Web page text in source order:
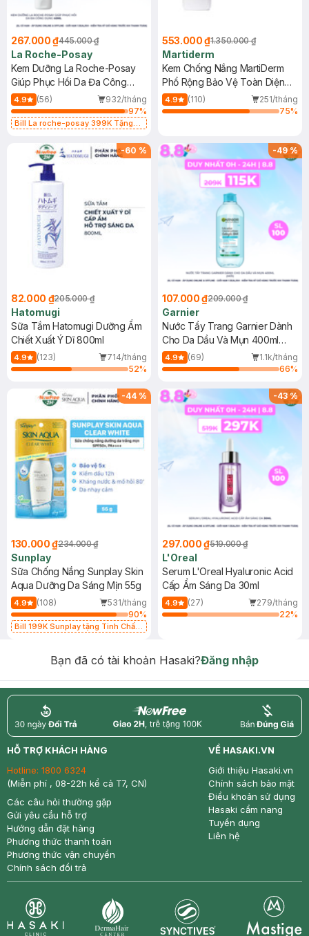
267.000 ₫445.000 ₫
La Roche-Posay
Kem Dưỡng La Roche-Posay
Giúp Phục Hồi Da Đa Công
Dụng 40ml
4.9 (56)
932/tháng
97%
Bill La roche-posay 399K Tặng
(SL có hạn)
553.000 ₫1.350.000 ₫
Martiderm
Kem Chống Nắng MartiDerm
Phổ Rộng Bảo Vệ Toàn Diện
40ml
4.9 (110)
251/tháng
75%
-60 %
82.000 ₫205.000 ₫
Hatomugi
Sữa Tắm Hatomugi Dưỡng Ẩm
Chiết Xuất Ý Dĩ 800ml
4.9 (123)
714/tháng
52%
-49%
107.000 ₫209.000 ₫
Garnier
Nước Tẩy Trang Garnier Dành
Cho Da Dầu Và Mụn 400ml
(Mới)
4.9 (69)
1.1k/tháng
66%
-44 %
130.000 ₫234.000 ₫
Sunplay
Sữa Chống Nắng Sunplay Skin
Aqua Dưỡng Da Sáng Mịn 55g
4.9 (108)
531/tháng
90%
Bill 199K Sunplay tặng Tinh Chất
-43%
297.000 ₫519.000 ₫
L'Oreal
Serum L'Oreal Hyaluronic Acid
Cấp Ẩm Sáng Da 30ml
4.9 (27)
279/tháng
22%
Bạn đã có tài khoản Hasaki?Đăng nhập
return nowfree price
HỖ TRỢ KHÁCH HÀNG
Hotline: 1800 6324
(Miễn phí , 08-22h kể cả T7, CN)
Các câu hỏi thường gặp
Gửi yêu cầu hỗ trợ
Hướng dẫn đặt hàng
Phương thức thanh toán
Phương thức vận chuyển
Chính sách đổi trả
VỀ HASAKI.VN
Giới thiệu Hasaki.vn
Chính sách bảo mật
Điều khoản sử dụng
Hasaki cẩm nang
Tuyển dụng
Liên hệ